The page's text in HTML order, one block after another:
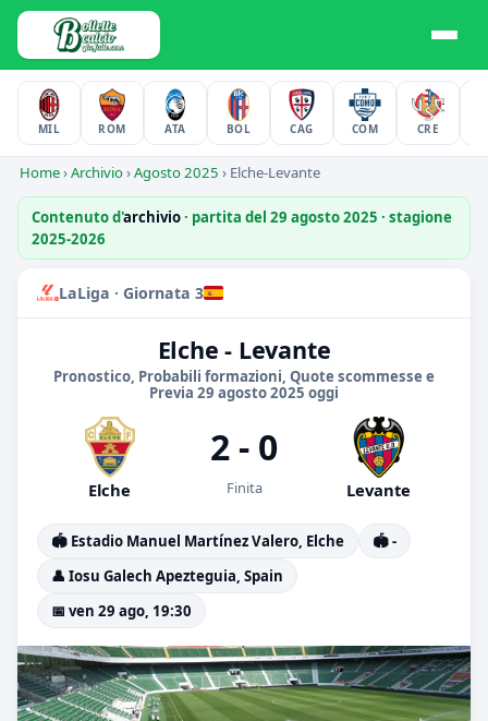
MIL ROM ATA BOL CAG COM CRE
Home›Archivio›Agosto 2025 › Elche-Levante
Contenuto d'archivio· partita del 29 agosto 2025 · stagione
2025-2026
LaLiga · Giornata 3
Elche - Levante
Pronostico, Probabili formazioni, Quote scommesse e
Previa 29 agosto 2025 oggi
Elche
2 - 0
Finita Levante
🏟️ Estadio Manuel Martínez Valero, Elche
🏟️ -
👤 Iosu Galech Apezteguia, Spain
📅 ven 29 ago, 19:30